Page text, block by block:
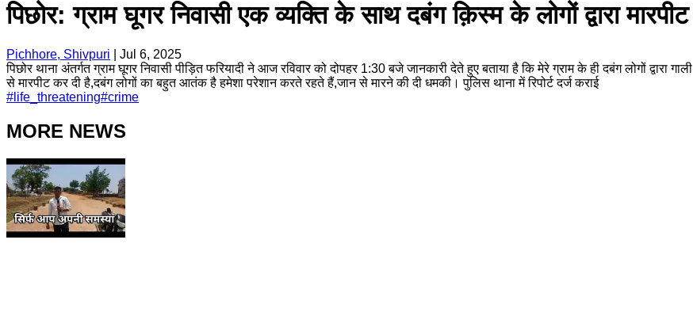
पिछोर: ग्राम घूगर निवासी एक व्यक्ति के साथ दबंग क़िस्म के लोगों द्वारा
Pichhore, Shivpuri
Jul 6, 2025
पिछोर थाना अंतर्गत ग्राम घूगर निवासी पीड़ित फरियादी ने आज रविवार को दोपहर 1:30 बजे जानकारी देते हुए बताया है कि मेरे ग्राम के ही दबंग लोगों द्वारा
से मारपीट कर दी है,दबंग लोगों का बहुत आतंक है हमेशा परेशान करते रहते हैं,जान से मारने की दी धमकी। पुलिस थाना में रिपोर्ट दर्ज कराई
# life_threatening#crime
MORE NEWS